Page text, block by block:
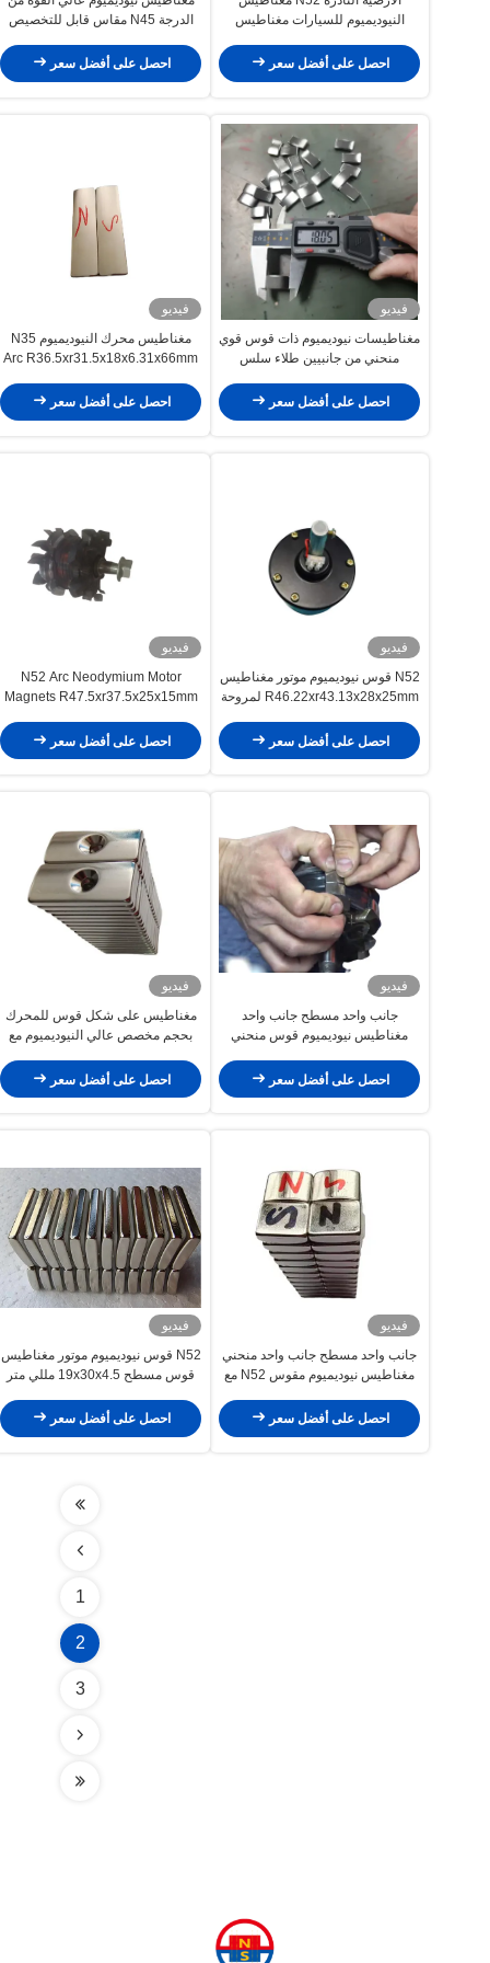
النيوديميوم للسيارات مغناطيس
احصل على أفضل سعر
الدرجة N45 مقاس قابل للتخصيص
احصل على أفضل سعر
فيديو
مغناطيسات نيوديميوم ذات قوس قوي
منحني من جانبيين طلاء سلس
احصل على أفضل سعر
فيديو
مغناطيس محرك النيوديميوم N35
Arc R36.5xr31.5x18x6.31x66mm
احصل على أفضل سعر
فيديو
N52 قوس نيوديميوم موتور مغناطيس
R46.22xr43.13x28x25mm لمروحة
احصل على أفضل سعر
فيديو
N52 Arc Neodymium Motor
Magnets R47.5xr37.5x25x15mm
المتردد للسيارة
احصل على أفضل سعر
فيديو
جانب واحد مسطح جانب واحد
مغناطيس نيوديميوم قوس منحني
مجانية مع محرك التيار المتردد ومولد
السيارة
احصل على أفضل سعر
فيديو
مغناطيس على شكل قوس للمحرك
بحجم مخصص عالي النيوديميوم مع
احصل على أفضل سعر
فيديو
جانب واحد مسطح جانب واحد منحني
مغناطيس نيوديميوم مقوس N52 مع
احصل على أفضل سعر
فيديو
N52 قوس نيوديميوم موتور مغناطيس
قوس مسطح 19x30x4.5 مللي متر
احصل على أفضل سعر
1
2
3